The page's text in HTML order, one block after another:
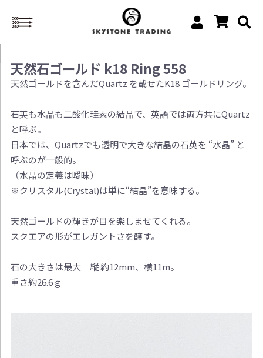
天然石ゴールド k18 Ring 558
天然ゴールドを含んだQuartz を載せたK18 ゴールドリング。
石英も水晶も二酸化珪素の結晶で、英語では両方共にQuartz
と呼ぶ。
日本では、Quartzでも透明で大きな結晶の石英を “水晶” と
呼ぶのが一般的。
（水晶の定義は曖昧）
※クリスタル(Crystal)は単に“結晶”を意味する。
天然ゴールドの輝きが目を楽しませてくれる。
スクエアの形がエレガントさを醸す。
石の大きさは最大 縦 約12mm、横11m。
重さ約26.6ｇ